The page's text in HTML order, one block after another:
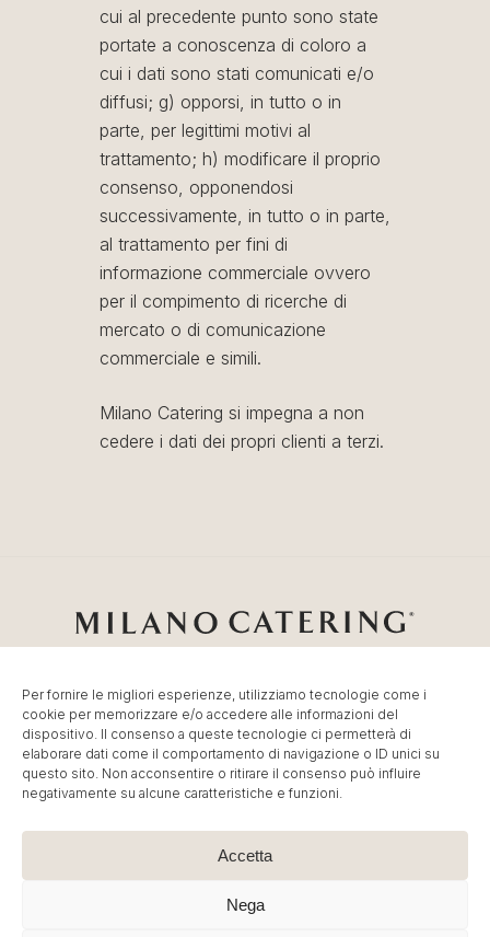
Per fornire le migliori esperienze, utilizziamo tecnologie come i
cookie per memorizzare e/o accedere alle informazioni del
dispositivo. Il consenso a queste tecnologie ci permetterà di
elaborare dati come il comportamento di navigazione o ID unici su
questo sito. Non acconsentire o ritirare il consenso può influire
negativamente su alcune caratteristiche e funzioni.
Accetta
Nega
cui al precedente punto sono state
portate a conoscenza di coloro a
cui i dati sono stati comunicati e/o
diffusi; g) opporsi, in tutto o in
parte, per legittimi motivi al
trattamento; h) modificare il proprio
consenso, opponendosi
successivamente, in tutto o in parte,
al trattamento per fini di
informazione commerciale ovvero
per il compimento di ricerche di
mercato o di comunicazione
commerciale e simili.
Milano Catering si impegna a non
cedere i dati dei propri clienti a terzi.
Catering Milano Servizio diCatering per Fiere, Catering
Eventi Milano,Banqueting per Eventi Aziendali
© MC Group Srl Società Benefit – P.IVA IT13887790965
| P. Elio Adriano, 110 20128 Milano – Tel:
Privacy Policy